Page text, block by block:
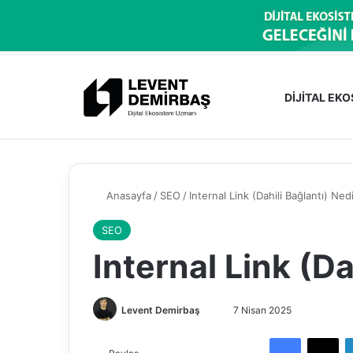
DİJİTAL
Anasayfa / SEO / Internal Link (Dahili Bağlantı)
SEO
Internal Link
Levent Demirbaş 7 Nisan 2025
Facebook X